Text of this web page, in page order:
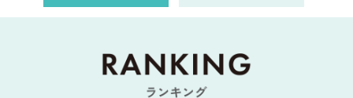
I’llpencilyouin fornext Friday. 次の金曜日に、予定に入
. とりあえずそれで予定に入れておきまし